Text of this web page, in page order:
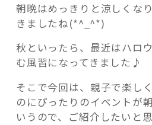
記事検索
ィ
ン
パ
ン
を
作
っ
て
朝晩はめっきりと涼しくな
きましたね(*^_^*)
秋といったら、最近はハロ
む風習になってきました♪
そこで今回は、親子で楽し
のにぴったりのイベントが
いうので、ご紹介したいと思